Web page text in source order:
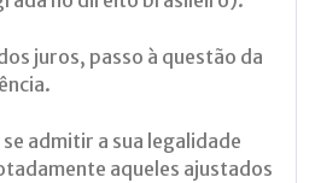
juros, passo à questão da
admitir a sua legalidade
aqueles ajustados